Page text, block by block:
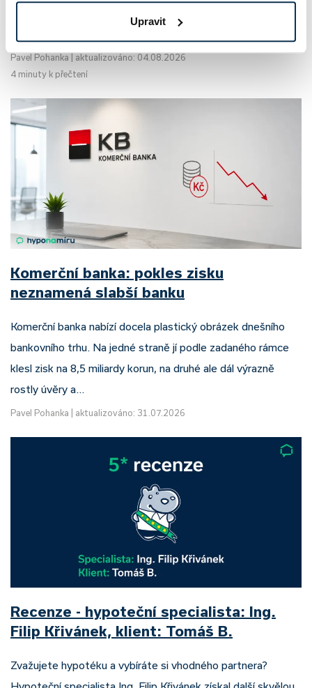
Upravit
Pavel Pohanka | aktualizováno: 04.08.2026
4 minuty k přečtení
Komerční banka: pokles zisku
neznamená slabší banku
Komerční banka nabízí docela plastický obrázek dnešního
bankovního trhu. Na jedné straně jí podle zadaného rámce
klesl zisk na 8,5 miliardy korun, na druhé ale dál výrazně
rostly úvěry a…
Pavel Pohanka aktualizováno: 31.07.2026
Recenze - hypoteční specialista: Ing.
Filip Křivánek, klient: Tomáš B.
Zvažujete hypotéku a vybíráte si vhodného partnera?